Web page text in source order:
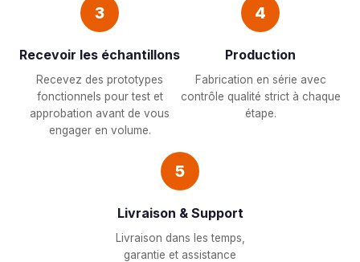
3
Recevoir les échantillons
Recevez des prototypes
fonctionnels pour test et
approbation avant de vous
engager en volume.
4
Production
Fabrication en série avec
contrôle qualité strict à chaque
étape.
5
Livraison & Support
Livraison dans les temps,
garantie et assistance